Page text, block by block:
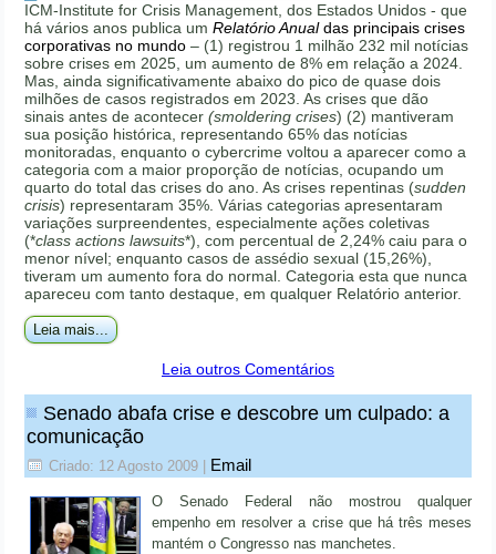
ICM-Institute for Crisis Management, dos Estados Unidos - que
há vários anos publica umRelatório Anualdas principais crises
corporativas no mundo – (1) registrou 1 milhão 232 mil notícias
sobre crises em 2025, um aumento de 8% em relação a 2024.
Mas, ainda significativamente abaixo do pico de quase dois
milhões de casos registrados em 2023. As crises que dão
sinais antes de acontecer(smoldering crises) (2) mantiveram
sua posição histórica, representando 65% das notícias
monitoradas, enquanto o cybercrime voltou a aparecer como a
categoria com a maior proporção de notícias, ocupando um
quarto do total das crises do ano. As crises repentinas (sudden
crisis) representaram 35%. Várias categorias apresentaram
variações surpreendentes, especialmente ações coletivas
(*class actions lawsuits*), com percentual de 2,24% caiu para o
menor nível; enquanto casos de assédio sexual (15,26%),
tiveram um aumento fora do normal. Categoria esta que nunca
apareceu com tanto destaque, em qualquer Relatório anterior.
Leia mais...
Leia outros Comentários
Senado abafa crise e descobre um culpado: a
comunicação
Criado: 12 Agosto 2009 Email
O Senado Federal não mostrou qualquer
empenho em resolver a crise que há três meses
mantém o Congresso nas manchetes.